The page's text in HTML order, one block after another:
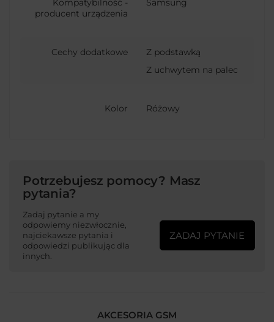
Kompatybilność -
producent urządzenia
Samsung
Cechy dodatkowe
Z podstawką
Z uchwytem na palec
Kolor Różowy
Potrzebujesz pomocy? Masz
pytania?
Zadaj pytanie a my
odpowiemy niezwłocznie,
najciekawsze pytania i
odpowiedzi publikując dla
innych.
ZADAJ PYTANIE
AKCESORIA GSM